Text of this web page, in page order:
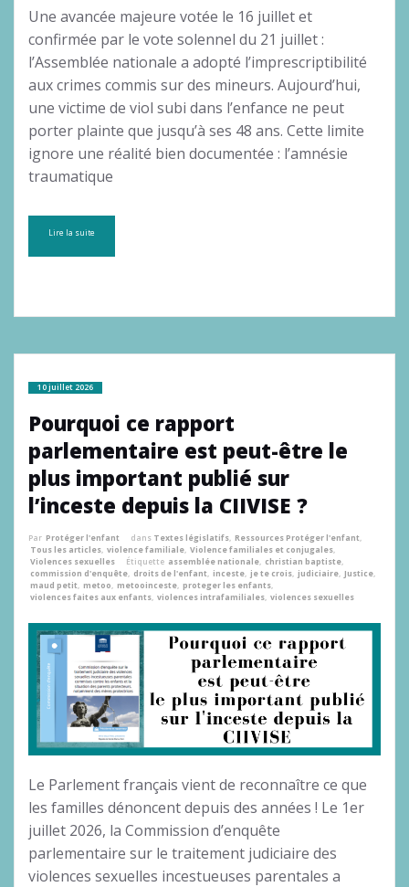
Une avancée majeure votée le 16 juillet et
confirmée par le vote solennel du 21 juillet :
l’Assemblée nationale a adopté l’imprescriptibilité
aux crimes commis sur des mineurs. Aujourd’hui,
une victime de viol subi dans l’enfance ne peut
porter plainte que jusqu’à ses 48 ans. Cette limite
ignore une réalité bien documentée : l’amnésie
traumatique
Lire la suite
10 juillet 2026
Pourquoi ce rapport
parlementaire est peut-être le
plus important publié sur
l’inceste depuis la CIIVISE ?
Par Protéger l'enfant dans Textes législatifs, Ressources Protéger l'enfant,
Tous les articles, violence familiale, Violence familiales et conjugales,
Violences sexuelles
Étiquette assemblée nationale, christian baptiste,
commission d'enquête, droits de l'enfant, inceste, je te crois, judiciaire, Justice,
maud petit, metoo, metooinceste, proteger les enfants,
violences faites aux enfants, violences intrafamiliales, violences sexuelles
Le Parlement français vient de reconnaître ce que
les familles dénoncent depuis des années ! Le 1er
juillet 2026, la Commission d’enquête
parlementaire sur le traitement judiciaire des
violences sexuelles incestueuses parentales a